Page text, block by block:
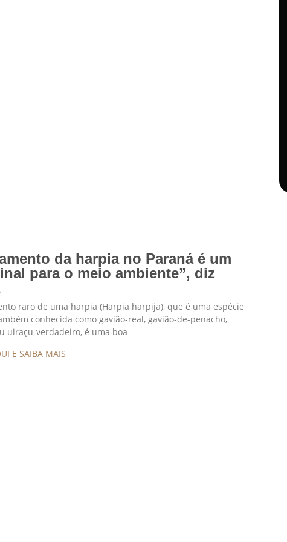
da harpia no Paraná é um
para o meio ambiente”, diz
raro de uma harpia (Harpia harpija), que é uma espécie
conhecida como gavião-real, gavião-de-penacho,
uiraçu-verdadeiro, é uma boa
E SAIBA MAIS